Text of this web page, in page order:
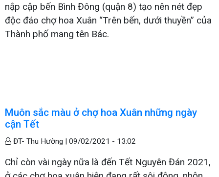
nập cập bến Bình Đông (quận 8) tạo nên nét đẹp
độc đáo chợ hoa Xuân “Trên bến, dưới thuyền” của
Thành phố mang tên Bác.
Muôn sắc màu ở chợ hoa Xuân những ngày
cận Tết
ĐT- Thu Hường | 09/02/2021 - 13:02
Chỉ còn vài ngày nữa là đến Tết Nguyên Đán 2021,